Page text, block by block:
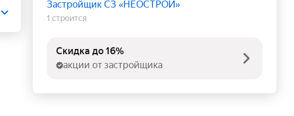
Застройщик СЗ «НЕОСТРОЙ»
1 строится
Скидка до 16%
акции от застройщика